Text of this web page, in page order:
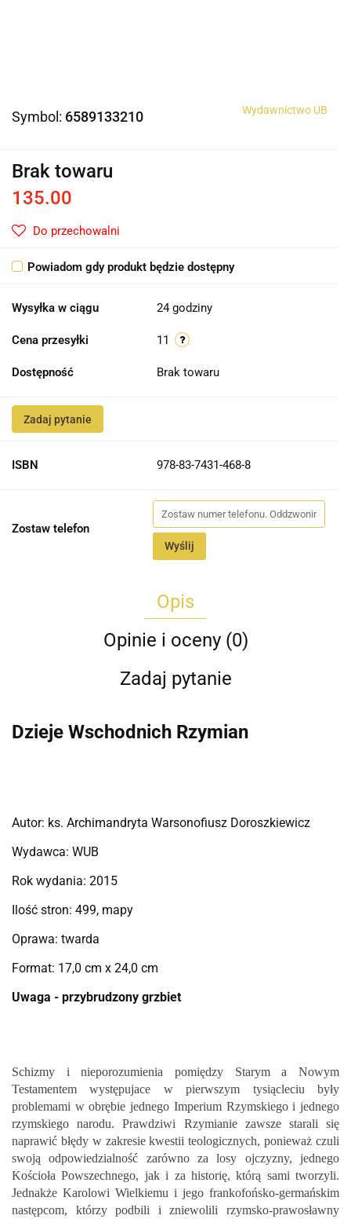
Symbol: 6589133210 Wydawnictwo UB
Brak towaru
135.00
Do przechowalni
Powiadom gdy produkt będzie dostępny
Wysyłka w ciągu 24 godziny
Cena przesyłki 11
Dostępność Brak towaru
Zadaj pytanie
ISBN 978-83-7431-468-8
Zostaw telefon
Wyślij
Opis
Opinie i oceny (0)
Zadaj pytanie
Dzieje Wschodnich Rzymian
Autor: ks. Archimandryta Warsonofiusz Doroszkiewicz
Wydawca: WUB
Rok wydania: 2015
Ilość stron: 499, mapy
Oprawa: twarda
Format: 17,0 cm x 24,0 cm
Uwaga - przybrudzony grzbiet
Schizmy i nieporozumienia pomiędzy Starym a Nowym
Testamentem występujace w pierwszym tysiącleciu były
problemami w obrębie jednego Imperium Rzymskiego i jednego
rzymskiego narodu. Prawdziwi Rzymianie zawsze starali się
naprawić błędy w zakresie kwestii teologicznych, ponieważ czuli
swoją odpowiedzialność zarówno za losy ojczyzny, jednego
Kościoła Powszechnego, jak i za historię, którą sami tworzyli.
Jednakże Karolowi Wielkiemu i jego frankofońsko-germańskim
następcom, którzy podbili i zniewolili rzymsko-prawosławny